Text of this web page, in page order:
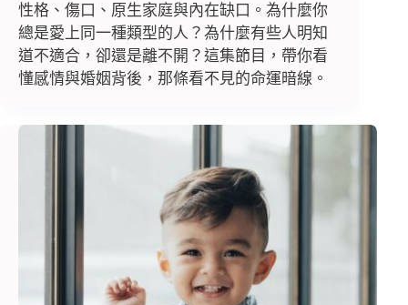
性格、傷口、原生家庭與內在缺口。為什麼你
總是愛上同一種類型的人？為什麼有些人明知
道不適合，卻還是離不開？這集節目，帶你看
懂感情與婚姻背後，那條看不見的命運暗線。